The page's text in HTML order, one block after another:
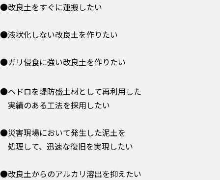
●改良土をすぐに運搬したい
●液状化しない改良土を作りたい
●ガリ侵食に強い改良土を作りたい
●ヘドロを堤防盛土材として再利用した
実績のある工法を採用したい
●災害現場において発生した泥土を
処理して、迅速な復旧を実現したい
●改良土からのアルカリ溶出を抑えたい